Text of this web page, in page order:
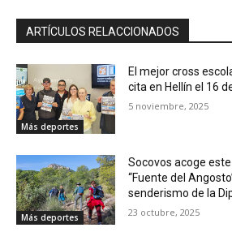
ARTÍCULOS RELACCIONADOS
Más deportes
El mejor cross
cita en Hellín el 16
5 noviembre, 2025
Más deportes
Socovos acoge
“Fuente del
senderismo de la
23 octubre, 2025